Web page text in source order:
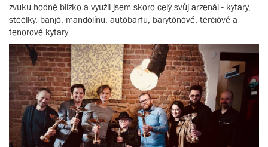
zvuku hodně blízko a využil jsem skoro celý svůj arzenál - kytary,
steelky, banjo, mandolínu, autobarfu, barytonové, terciové a
tenorové kytary.